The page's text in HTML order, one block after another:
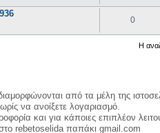
0
Η
από τα μέλη της
να ανοίξετε λογαριασμό.
και για κάποιες επιπλέον
rebetoselida παπάκι gmail.com